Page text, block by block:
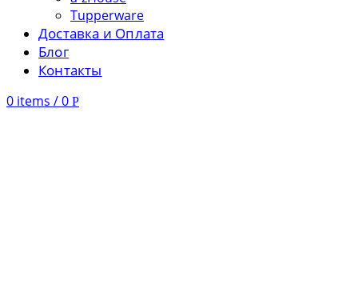
Tupperware
Доставка и Оплата
Блог
Контакты
0 items /0 Р